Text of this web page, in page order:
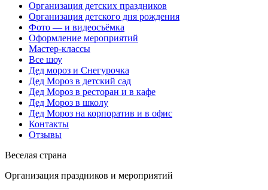
Организация детских праздников
Организация детского дня рождения
Фото — и видеосъёмка
Оформление мероприятий
Мастер-классы
Все шоу
Дед мороз и Снегурочка
Дед Мороз в детский сад
Дед Мороз в ресторан и в кафе
Дед Мороз в школу
Дед Мороз на корпоратив и в офис
Контакты
Отзывы
Веселая страна
Организация праздников и мероприятий